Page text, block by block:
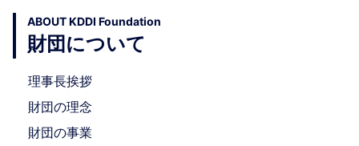
ABOUT KDDI Foundation
財団について
理事長挨拶
財団の理念
財団の事業